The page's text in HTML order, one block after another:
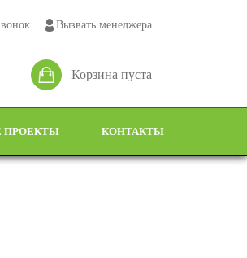
Вызвать менеджера
Корзина пуста
ПРОЕКТЫ КОНТАКТЫ